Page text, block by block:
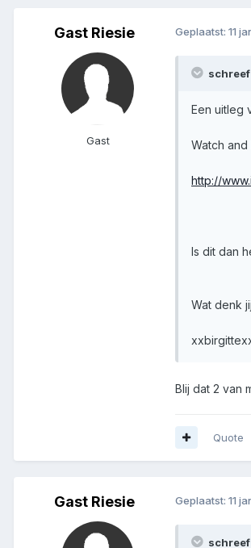
Gast Riesie
Gast
Geplaatst: 11
Een uitleg
Watch and
http://
Is dit dan
Wat denk
Blij dat 2 van
Quote
Gast Riesie Geplaatst: 11